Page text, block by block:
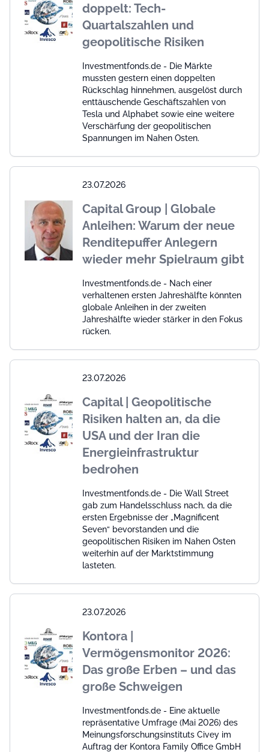
doppelt: Tech-
Quartalszahlen und
geopolitische Risiken
Investmentfonds.de - Die Märkte
mussten gestern einen doppelten
Rückschlag hinnehmen, ausgelöst durch
enttäuschende Geschäftszahlen von
Tesla und Alphabet sowie eine weitere
Verschärfung der geopolitischen
Spannungen im Nahen Osten.
23.07.2026
Capital Group | Globale
Anleihen: Warum der neue
Renditepuffer Anlegern
wieder mehr Spielraum gibt
Investmentfonds.de - Nach einer
verhaltenen ersten Jahreshälfte könnten
globale Anleihen in der zweiten
Jahreshälfte wieder stärker in den Fokus
rücken.
23.07.2026
Capital | Geopolitische
Risiken halten an, da die
USA und der Iran die
Energieinfrastruktur
bedrohen
Investmentfonds.de - Die Wall Street
gab zum Handelsschluss nach, da die
ersten Ergebnisse der „Magnificent
Seven“ bevorstanden und die
geopolitischen Risiken im Nahen Osten
weiterhin auf der Marktstimmung
lasteten.
23.07.2026
Kontora |
Vermögensmonitor 2026:
Das große Erben – und das
große Schweigen
Investmentfonds.de - Eine aktuelle
repräsentative Umfrage (Mai 2026) des
Meinungsforschungsinstituts Civey im
Auftrag der Kontora Family Office GmbH